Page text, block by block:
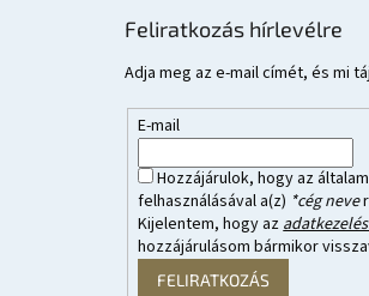
Feliratkozás hírlevélre
Adja meg az e-mail címét, és mi
E-mail
Hozzájárulok, hogy az
felhasználásával a(z) *cég neve
Kijelentem, hogy az
hozzájárulásom bármikor
FELIRATKOZÁS